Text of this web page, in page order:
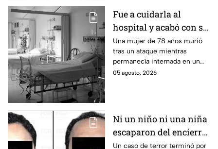
Fue a cuidarla al
hospital y acabó con su
vida: Hombre habría
asfixiado a su suegra
mientras estaba
internada en Veracruz
Una mujer de 78 años murió
tras un ataque mientras
permanecía internada en un
hospital de Veracruz;
05 agosto, 2026
Ni un niño ni una niña
escaparon del encierro:
así cayó la pareja que
Un caso de terror terminó por